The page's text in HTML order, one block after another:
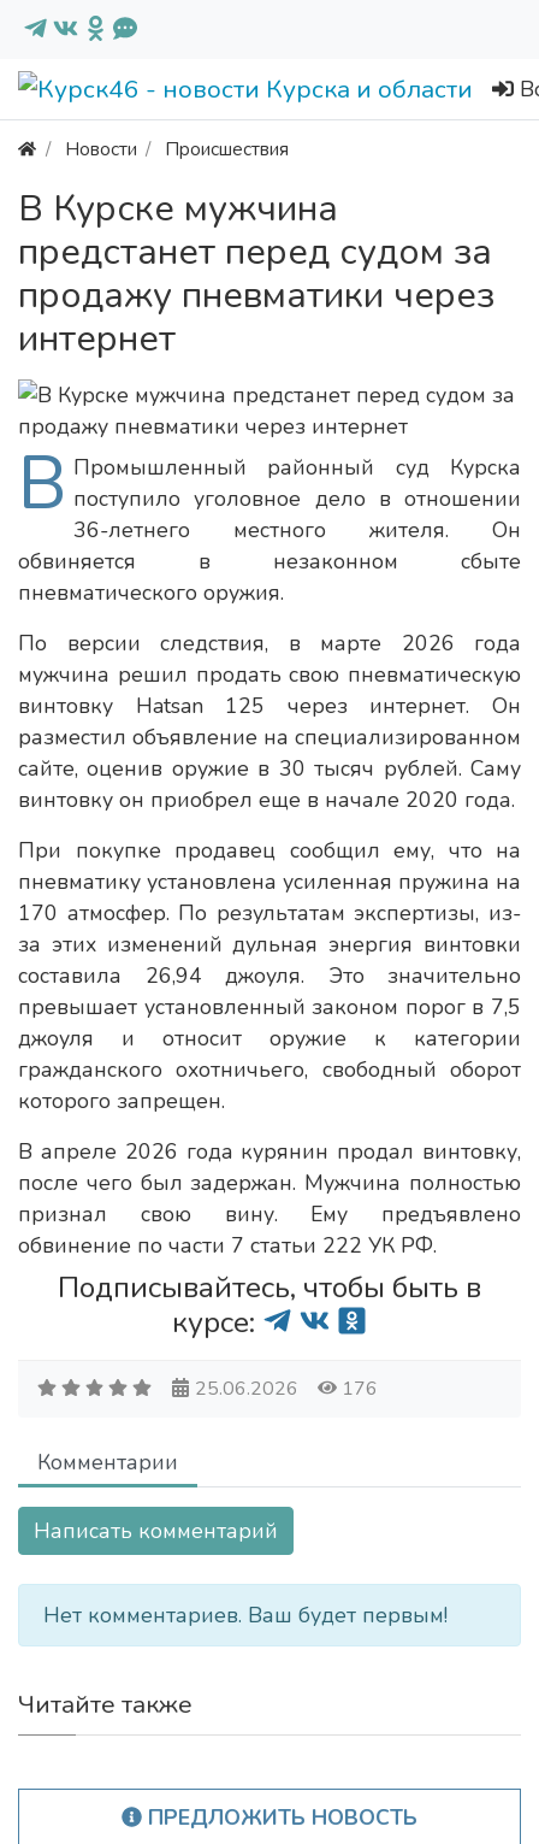
Новости Происшествия
В Курске мужчина
предстанет перед судом за
продажу пневматики через
интернет
В Промышленный районный суд Курска
поступило уголовное дело в отношении
36-летнего местного жителя. Он
обвиняется в незаконном сбыте
пневматического оружия.
По версии следствия, в марте 2026 года
мужчина решил продать свою пневматическую
винтовку Hatsan 125 через интернет. Он
разместил объявление на специализированном
сайте, оценив оружие в 30 тысяч рублей. Саму
винтовку он приобрел еще в начале 2020 года.
При покупке продавец сообщил ему, что на
пневматику установлена усиленная пружина на
170 атмосфер. По результатам экспертизы, из-
за этих изменений дульная энергия винтовки
составила 26,94 джоуля. Это значительно
превышает установленный законом порог в 7,5
джоуля и относит оружие к категории
гражданского охотничьего, свободный оборот
которого запрещен.
В апреле 2026 года курянин продал винтовку,
после чего был задержан. Мужчина полностью
признал свою вину. Ему предъявлено
обвинение по части 7 статьи 222 УК РФ.
Подписывайтесь, чтобы быть в
курсе:
25.06.2026 176
Комментарии
Написать комментарий
Нет комментариев. Ваш будет первым!
Читайте также
ПРЕДЛОЖИТЬ НОВОСТЬ